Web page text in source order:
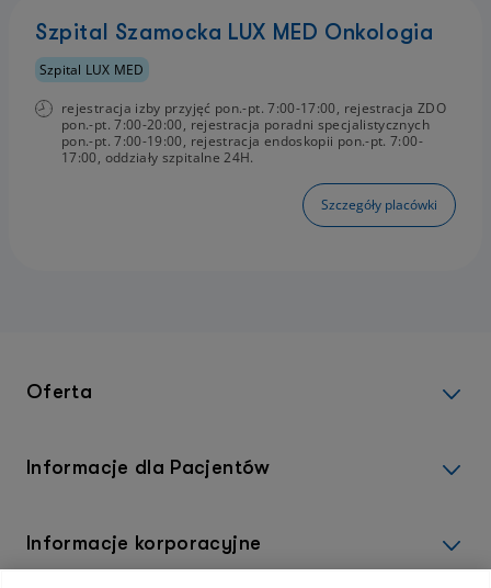
Szpital Szamocka LUX MED Onkologia
Szpital LUX MED
rejestracja izby przyjęć pon.-pt. 7:00-17:00, rejestracja ZDO
pon.-pt. 7:00-20:00, rejestracja poradni specjalistycznych
pon.-pt. 7:00-19:00, rejestracja endoskopii pon.-pt. 7:00-
17:00, oddziały szpitalne 24H.
Szczegóły placówki
Oferta
Informacje dla Pacjentów
Informacje korporacyjne